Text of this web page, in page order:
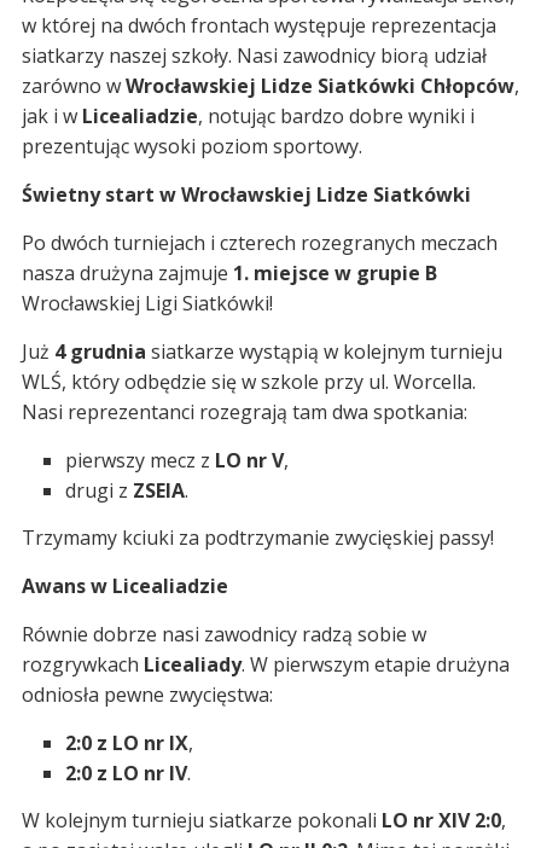
w której na dwóch frontach występuje reprezentacja
siatkarzy naszej szkoły. Nasi zawodnicy biorą udział
zarówno wWrocławskiej Lidze Siatkówki Chłopców,
jak i w Licealiadzie, notując bardzo dobre wyniki i
prezentując wysoki poziom sportowy.
Świetny start w Wrocławskiej Lidze Siatkówki
Po dwóch turniejach i czterech rozegranych meczach
nasza drużyna zajmuje 1. miejsce w grupie B
Wrocławskiej Ligi Siatkówki!
Już 4 grudnia siatkarze wystąpią w kolejnym turnieju
WLŚ, który odbędzie się w szkole przy ul. Worcella.
Nasi reprezentanci rozegrają tam dwa spotkania:
pierwszy mecz z LO nr V,
drugi z ZSEIA.
Trzymamy kciuki za podtrzymanie zwycięskiej passy!
Awans w Licealiadzie
Równie dobrze nasi zawodnicy radzą sobie w
rozgrywkach Licealiady. W pierwszym etapie drużyna
odniosła pewne zwycięstwa:
2:0 z LO nr IX,
2:0 z LO nr IV.
W kolejnym turnieju siatkarze pokonali LO nr XIV 2:0,